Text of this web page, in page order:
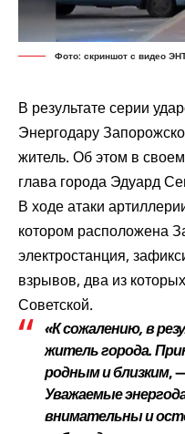
Фото: скриншот с видео
В результате серии
Энергодару
житель. Об этом в
глава города Эдуард
В ходе атаки
котором расположена
электростанция,
взрывов, два из
Советской.
«К сожалению, в
житель города.
родным и близким,
Уважаемые
внимательны и